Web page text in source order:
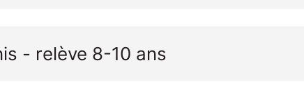
- relève 8-10 ans